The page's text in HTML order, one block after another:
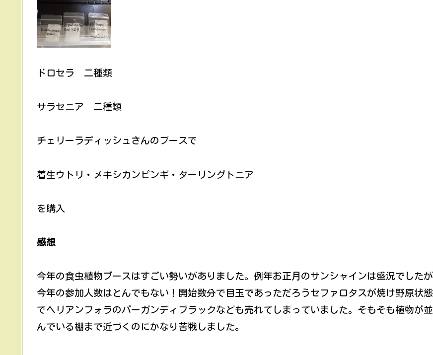
ドロセラ 二種類
サラセニア 二種類
チェリーラディッシュさんのブースで
着生ウトリ・メキシカンピンギ・ダーリングトニア
を購入
感想
今年の食虫植物ブースはすごい勢いがありました。例年お正月のサンシャインは盛況でしたが
今年の参加人数はとんでもない！開始数分で目玉であっただろうセファロタスが焼け野原状態
でヘリアンフォラのバーガンディブラックなども売れてしまっていました。そもそも植物が並
んでいる棚まで近づくのにかなり苦戦しました。